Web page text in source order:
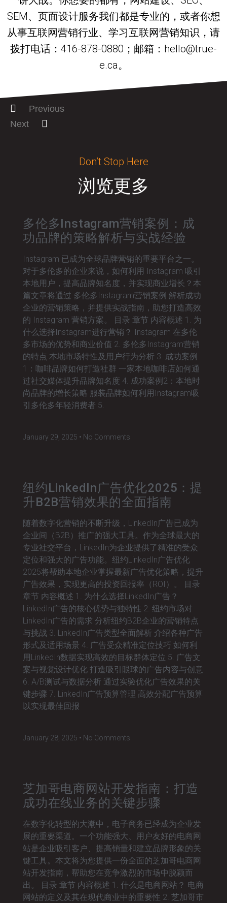
SEM、页面设计服务我们都是专业的，或者你想
从事互联网营销行业、学习互联网营销知识，请
拨打电话：416-878-0880；邮箱：hello@true-
e.ca。
Previous
Next
Don’t Stop Here
浏览更多
多伦多Instagram营销案例：成
功品牌的策略解析与实战经验
Instagram 已成为全球品牌营销的重要平台之一。
对于多伦多的企业来说，如何利用 Instagram 吸引
本地用户，提高品牌知名度，并实现商业增长？本
篇文章将通过 多伦多Instagram营销案例 解析成功
企业的营销策略，并提供实战指南，助您打造高效
的 Instagram 营销方案。 目录 章节 内容概述 1. 为
什么选择Instagram进行营销？ Instagram 在多伦
多市场的优势和商业价值 2. 多伦多Instagram营销
的特点 本地市场特性及用户行为分析 3. 成功案例
1：咖啡品牌如何打造社群 一家本地咖啡店如何通
过社交媒体提升品牌知名度 4. 成功案例2：本地时
尚品牌的增长策略 服装品牌如何利用Instagram吸
引多伦多年轻消费者 5.
January 29, 2025 No Comments
纽约LinkedIn广告优化2025：提
升B2B营销效果的全面指南
随着数字化营销的不断升级，LinkedIn广告已成为
企业间（B2B）推广的强大工具。作为全球最大的
专业社交平台，LinkedIn为企业提供了精准的受众
定位和强大的广告功能。纽约LinkedIn广告优化
2025将帮助本地企业掌握最新广告优化策略，提升
广告效果，实现更高的投资回报率（ROI）。 目录
章节 内容概述 1. 为什么选择LinkedIn广告？
LinkedIn广告的核心优势与独特性 2. 纽约市场对
LinkedIn广告的需求 分析纽约B2B企业的营销特点
与挑战 3. LinkedIn广告类型全面解析 介绍各种广告
形式及适用场景 4. 广告受众精准定位技巧 如何利
用LinkedIn数据实现高效的目标群体定位 5. 广告文
案与视觉设计优化 打造吸引眼球的广告内容与创意
6. A/B测试与数据分析 通过实验优化广告效果的关
键步骤 7. LinkedIn广告预算管理 高效分配广告预算
以实现最佳回报
January 28, 2025 No Comments
芝加哥电商网站开发指南：打造
成功在线业务的关键步骤
在数字化转型的大潮中，电子商务已经成为企业发
展的重要渠道。一个功能强大、用户友好的电商网
站是企业吸引客户、提高销量和建立品牌形象的关
键工具。本文将为您提供一份全面的芝加哥电商网
站开发指南，帮助您在竞争激烈的市场中脱颖而
出。 目录 章节 内容概述 1. 什么是电商网站？ 电商
网站的定义及其在现代商业中的重要性 2. 芝加哥市